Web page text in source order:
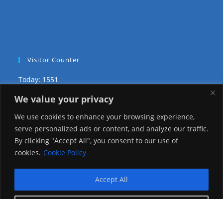
We value your privacy
We use cookies to enhance your browsing experience,
serve personalized ads or content, and analyze our traffic.
By clicking "Accept All", you consent to our use of
cookies. Cookie Policy
Accept All
Visitor Counter
Today: 1551
Yesterday: 3757
This Week: 10124
This Month: 82179